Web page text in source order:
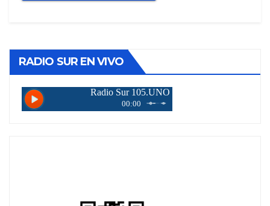
RADIO SUR EN VIVO